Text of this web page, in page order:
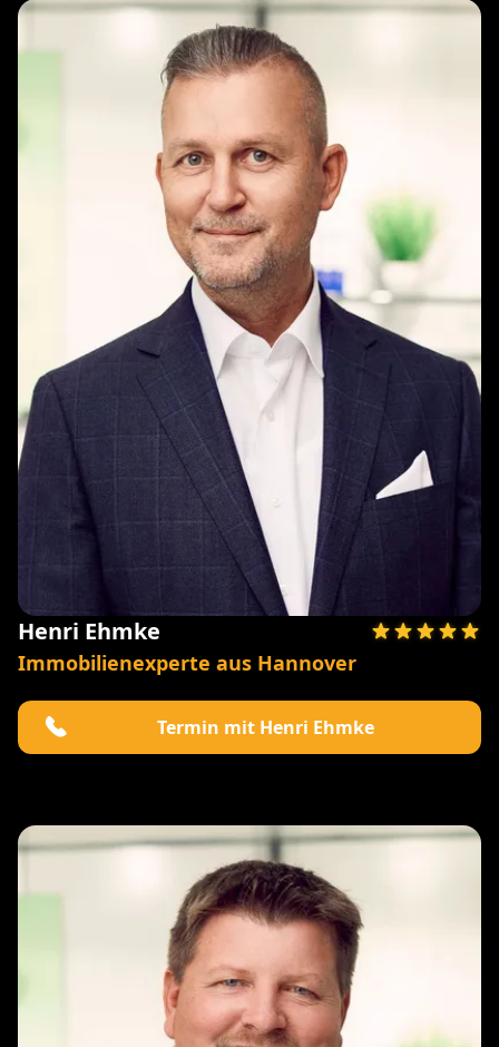
Henri Ehmke
Immobilienexperte aus Hannover
Termin mit Henri Ehmke